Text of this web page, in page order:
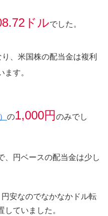
ドルでした。
り、米国株の配当金は複利
す。
の1,000円のみでし
、円ベースの配当金は少し
安なのでなかなかドル転
ていました。